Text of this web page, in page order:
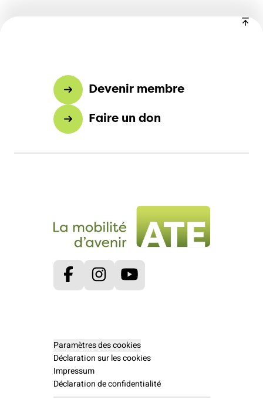
Devenir membre
Faire un don
FacebookInstagram
Paramètres des cookies
Déclaration sur les cookies
Impressum
Déclaration de confidentialité